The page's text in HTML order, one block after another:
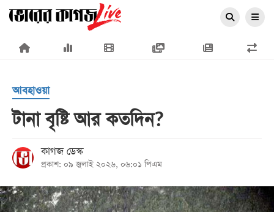
×
প্রচ্ছদ
রাজনীতি
আবহাওয়া
টানা বৃষ্টি আর কতদিন?
কাগজ ডেস্ক
প্রকাশ: ০৯ জুলাই ২০২৬, ০৬:০১ পিএম